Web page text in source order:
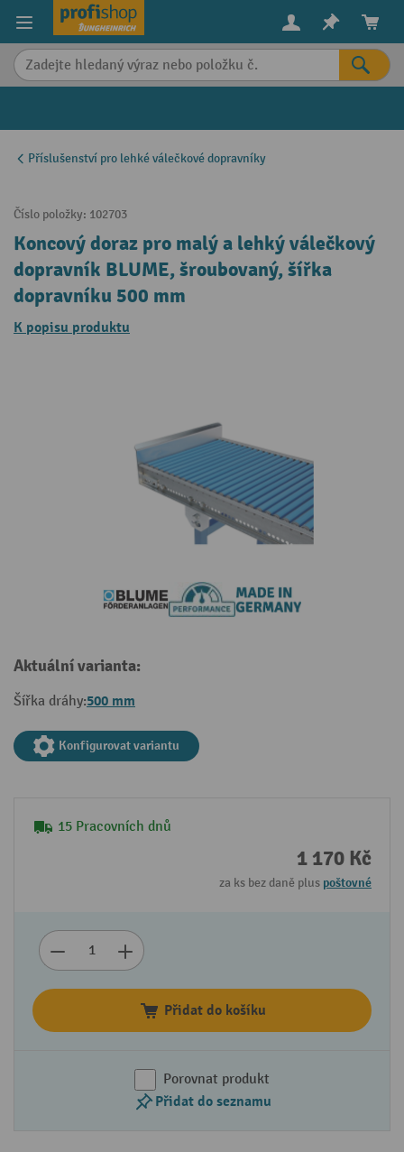
content
Příslušenství pro lehké válečkové dopravníky
Číslo položky: 102703
Koncový doraz pro malý a lehký válečkový
dopravník BLUME, šroubovaný, šířka
dopravníku 500 mm
K popisu produktu
Aktuální varianta:
Šířka dráhy:500 mm
Konfigurovat variantu
15 Pracovních dnů
1 170 Kč
za ks bez daně plus poštovné
Přidat do košíku
Porovnat produkt
Přidat do seznamu